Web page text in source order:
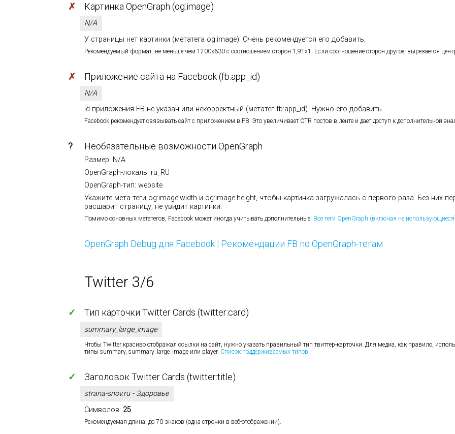
✗ Картинка OpenGraph (og:image)
N/A
У страницы нет картинки (метатега og:image). Очень рекомендуется его добавить.
Рекомендуемый формат: не меньше чем 1200х630 с соотношением сторон 1,91х1. Если соотношение сторон другое, вырезается
✗ Приложение сайта на Facebook (fb:app_id)
N/A
id приложения FB не указан или некорректный (метатег fb:app_id). Нужно его добавить.
Facebook рекомендует связывать сайт с приложением в FB. Это увеличивает CTR постов в ленте и дает доступ к дополнительной
? Необязательные возможности OpenGraph
Размер: N/A
OpenGraph-локаль: ru_RU
OpenGraph-тип: website
Укажите мета-теги og:image:width и og:image:height, чтобы картинка загружалась с первого раза. Без них
расшарит страницу, не увидит картинки.
Помимо основных метатегов, Facebook может иногда учитывать дополнительные. Все теги OpenGraph (включая не
OpenGraph Debug для Facebook | Рекомендации FB по OpenGraph-тегам
Twitter 3/6
✓ Тип карточки Twitter Cards (twitter:card)
summary_large_image
Чтобы Twitter красиво отображал ссылки на сайт, нужно указать правильный тип твиттер-карточки. Для медиа, как правило,
типы summary, summary_large_image или player. Cписок поддерживаемых типов.
✓ Заголовок Twitter Cards (twitter:title)
strana-snov.ru - Здоровье
Символов: 25
Рекомендуемая длина: до 70 знаков (одна строчки в веб-отображении).